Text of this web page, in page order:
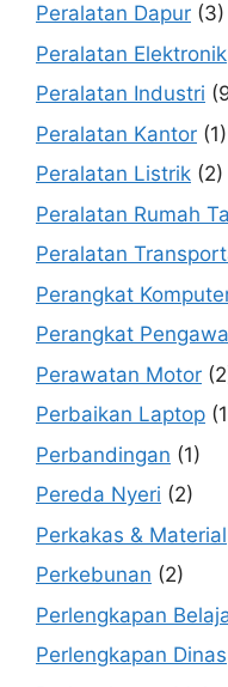
Peralatan Dapur (3)
Peralatan Elektronik
Peralatan Industri
Peralatan Kantor (1)
Peralatan Listrik (2)
Peralatan Rumah
Peralatan
Perangkat
Perangkat
Perawatan Motor
Perbaikan Laptop
Perbandingan (1)
Pereda Nyeri (2)
Perkakas & Material
Perkebunan (2)
Perlengkapan
Perlengkapan Dinas